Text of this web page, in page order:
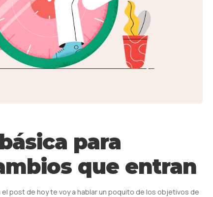
para
que entran
el post de hoy te voy a hablar un poquito de los objetivos de